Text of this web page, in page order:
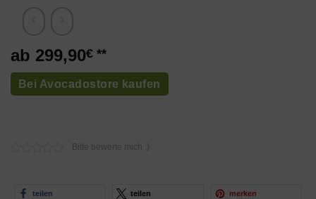
299,90€
Bei Avocadostore kaufen
Bitte bewerte mich :)
teilen teilen merken